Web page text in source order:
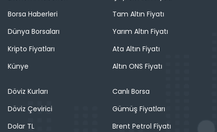
Borsa Haberleri
Dünya Borsaları
Kripto Fiyatları
Künye
Tam Altın Fiyatı
Yarım Altın Fiyatı
Ata Altın Fiyatı
Altın ONS Fiyatı
Döviz Kurları
Döviz Çevirici
Dolar TL
Canlı Borsa
Gümüş Fiyatları
Brent Petrol Fiyatı